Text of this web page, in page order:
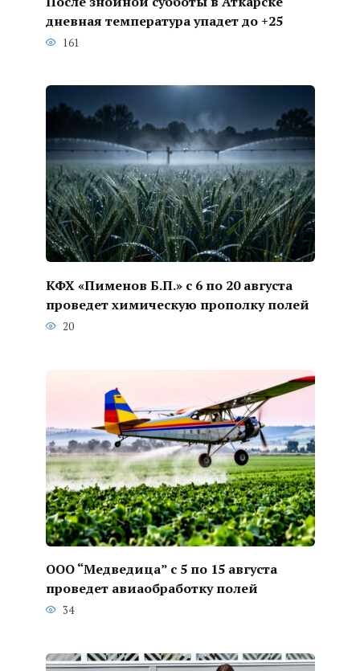
дневная температура упадет до +25
161
КФХ «Пименов Б.П.» с 6 по 20 августа
проведет химическую прополку полей
20
ООО “Медведица” с 5 по 15 августа
проведет авиаобработку полей
34